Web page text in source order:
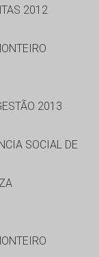
2012
2013
SOCIAL DE